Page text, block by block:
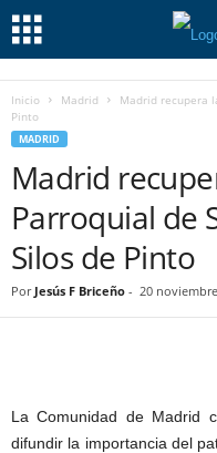
Inicio Madrid
Madrid recupera
Pinto
MADRID
Madrid
Parroquial de
Silos de Pinto
Por Jesús F Briceño - 20
La Comunidad de Madrid
difundir la importancia del